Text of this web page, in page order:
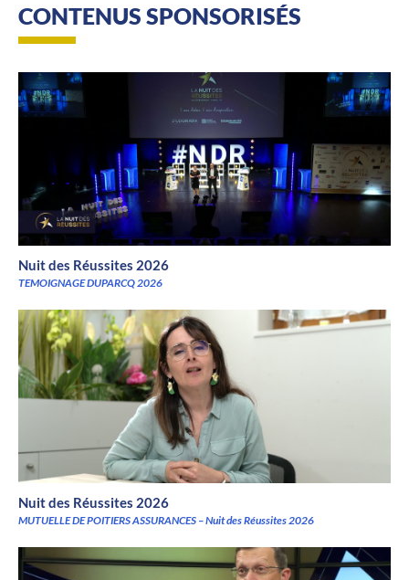
CONTENUS SPONSORISÉS
Nuit des Réussites 2026
TEMOIGNAGE DUPARCQ 2026
Nuit des Réussites 2026
MUTUELLE DE POITIERS ASSURANCES – Nuit des Réussites 2026